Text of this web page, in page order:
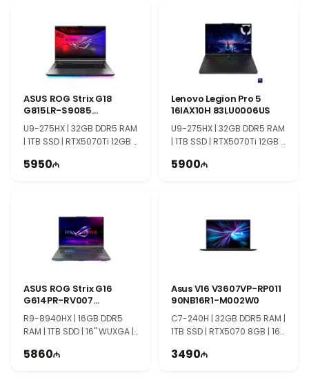
soyutma sistemi ilə seçilir. Bu model həm oyunçular,
həm də güclü performans tələb edən istifadəçilər
üçün balanslı və etibarlı seçimdir.
ASUS ROG Strix G18
G815LR-S9085
90NR0LT1-M00390
U9-275HX | 32GB DDR5 RAM
| 1TB SSD | RTX5070Ti 12GB |
5950
Lenovo Legion Pro 5
16IAX10H 83LU0006US
U9-275HX | 32GB DDR5 RAM
| 1TB SSD | RTX5070Ti 12GB |
5900
ASUS ROG Strix G16
G614PR-RV007
90NR0NJ7-M00080
R9-8940HX | 16GB DDR5
RAM | 1TB SDD | 16" WUXGA |
5860
Asus V16 V3607VP-RP011
90NB16R1-M002W0
C7-240H | 32GB DDR5 RAM |
1TB SSD | RTX5070 8GB | 16"
3490